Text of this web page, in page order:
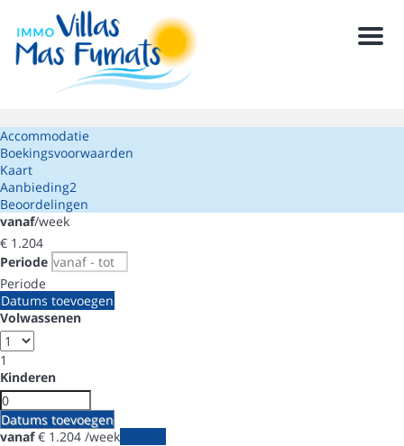
Menu
Accommodatie
Boekingsvoorwaarden
Kaart
Aanbieding2
Beoordelingen
vanaf/week
€ 1.204
Periode
Periode
Datums toevoegen
Volwassenen
1
Kinderen
Datums toevoegen
vanaf€ 1.204 /week